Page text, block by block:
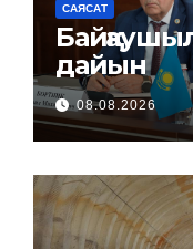
САЯСАТ
дайын
08.08.2026